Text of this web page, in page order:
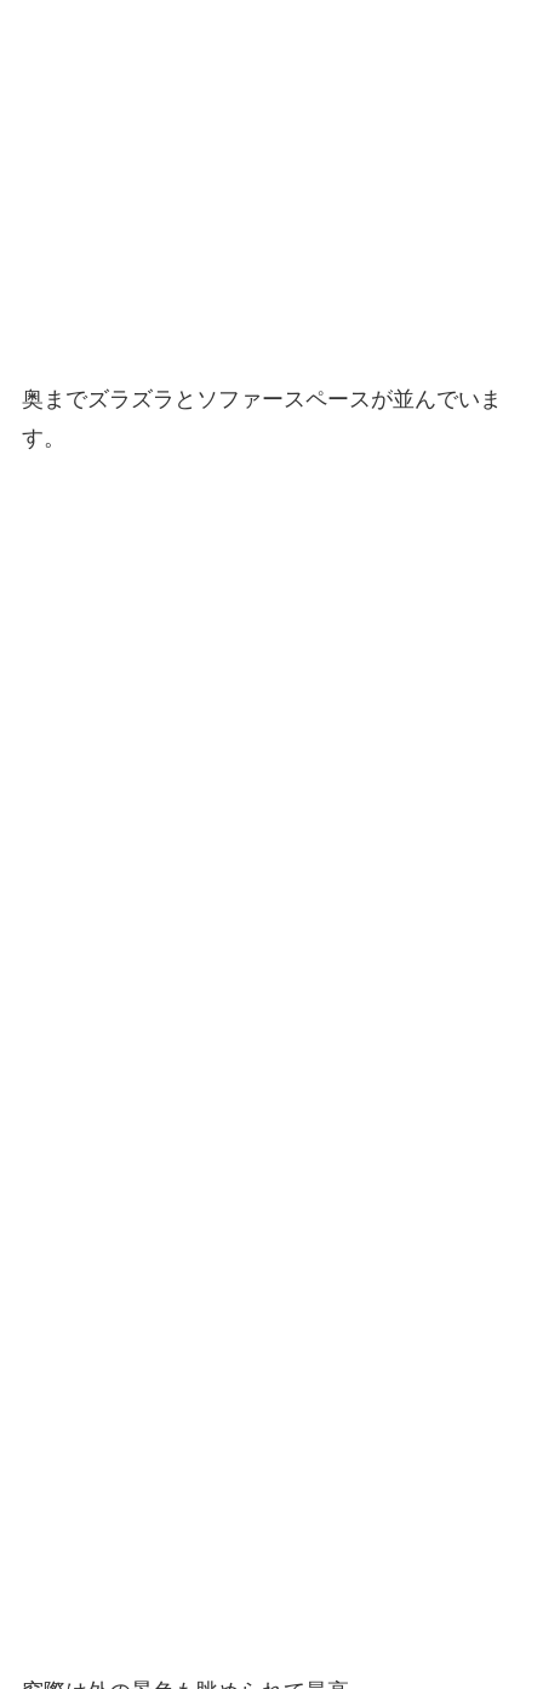
奥までズラズラとソファースペースが並んでいま
す。